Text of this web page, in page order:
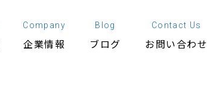
Company
企業情報
Blog
ブログ
Contact Us
お問い合わせ